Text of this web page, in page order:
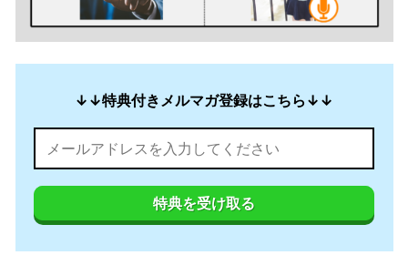
↓↓特典付きメルマガ登録はこちら↓↓
特典を受け取る